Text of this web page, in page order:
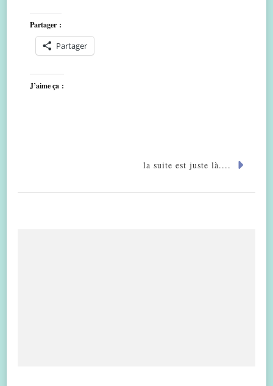
Partager :
Partager
J’aime ça :
la suite est juste là....